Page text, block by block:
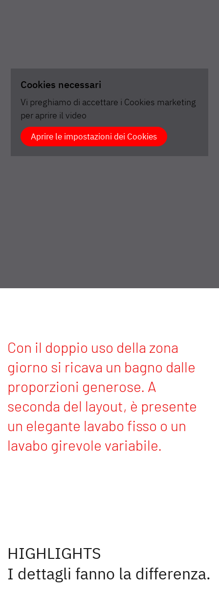
Cookies necessari
Vi preghiamo di accettare i Cookies marketing
per aprire il video
Aprire le impostazioni dei Cookies
Con il doppio uso della zona
giorno si ricava un bagno dalle
proporzioni generose. A
seconda del layout, è presente
un elegante lavabo fisso o un
lavabo girevole variabile.
HIGHLIGHTS
I dettagli fanno la differenza.